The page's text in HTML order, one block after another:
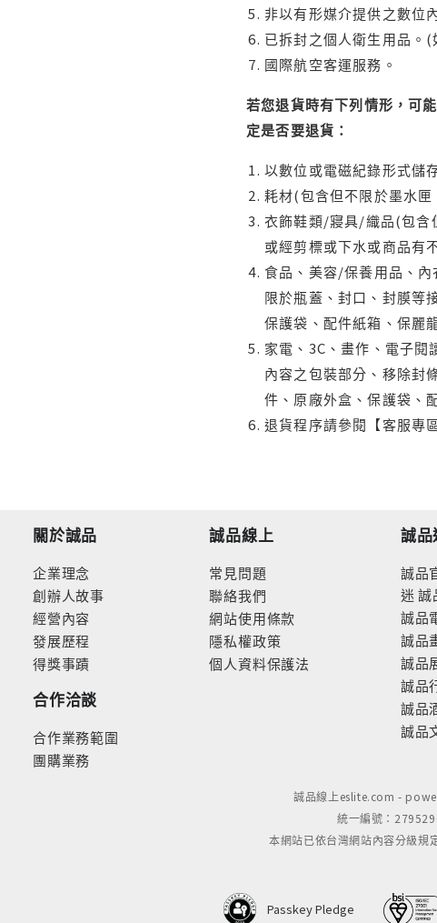
非以有形媒介提供之數位
已拆封之個人衛生用品。
國際航空客運服務。
若您退貨時有下列情形，可
定是否要退貨：
以數位或電磁紀錄形式儲
耗材(包含但不限於墨水
衣飾鞋類/寢具/織品(包含
或經剪標或下水或商品有
食品、美容/保養用品、
限於瓶蓋、封口、封膜等
保護袋、配件紙箱、保麗
家電、3C、畫作、電子
內容之包裝部分、移除封
件、原廠外盒、保護袋、
退貨程序請參閱【客服專
關於誠品
企業理念
創辦人故事
經營內容
發展歷程
得獎事蹟
合作洽談
合作業務範圍
團購業務
誠品線上
常見問題
聯絡我們
網站使用條款
隱私權政策
個人資料保護法
誠
誠品
迷 誠
誠品
誠品
誠品
誠品
誠品
誠品
誠品線上eslite.com -
統一編號：
本網站已依台灣網站內容分級
Passkey Pledge